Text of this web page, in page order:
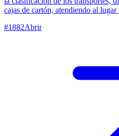
cajas de cartón, atendiendo al
#1882Abrir